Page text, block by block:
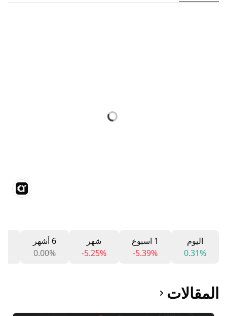
اليوم
0.31%
1 اسبوع
-5.39%
شهر
-5.25%
6 أشهر
0.00%
المقالات